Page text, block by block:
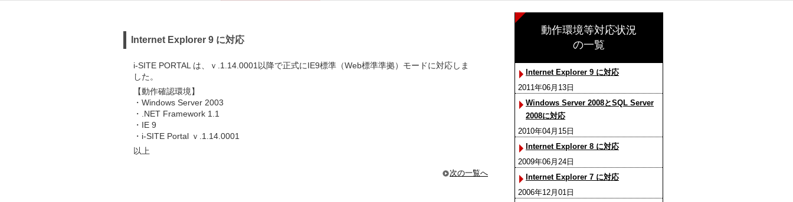
Internet Explorer 9 に対応
i-SITE PORTAL は、ｖ.1.14.0001以降で正式にIE9標準（Web標準準拠）モードに対応しま
した。
【動作確認環境】
・Windows Server 2003
・.NET Framework 1.1
・IE 9
・i-SITE Portal ｖ.1.14.0001
以上
次の一覧へ
動作環境等対応状況
の一覧
Internet Explorer 9 に対応
2011年06月13日
Windows Server 2008とSQL Server
2008に対応
2010年04月15日
Internet Explorer 8 に対応
2009年06月24日
Internet Explorer 7 に対応
2006年12月01日